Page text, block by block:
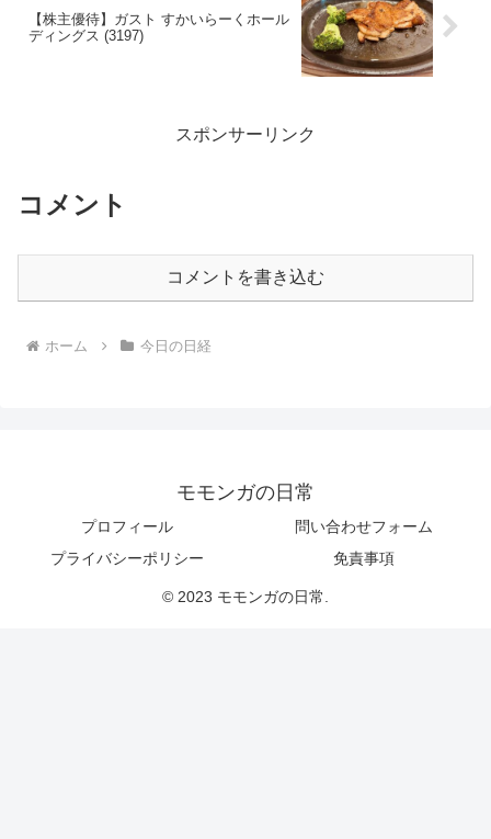
【株主優待】ガスト すかいらーくホール
ディングス (3197)
スポンサーリンク
コメント
コメントを書き込む
ホーム 今日の日経
モモンガの日常
プロフィール
問い合わせフォーム
プライバシーポリシー
免責事項
© 2023 モモンガの日常.